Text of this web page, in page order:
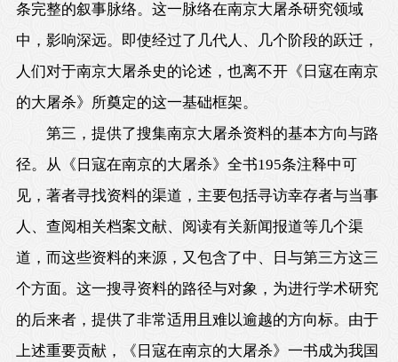
条完整的叙事脉络。这一脉络在南京大屠杀研究领域
中，影响深远。即使经过了几代人、几个阶段的跃迁，
人们对于南京大屠杀史的论述，也离不开《日寇在南京
的大屠杀》所奠定的这一基础框架。
第三，提供了搜集南京大屠杀资料的基本方向与路
径。从《日寇在南京的大屠杀》全书195条注释中可
见，著者寻找资料的渠道，主要包括寻访幸存者与当事
人、查阅相关档案文献、阅读有关新闻报道等几个渠
道，而这些资料的来源，又包含了中、日与第三方这三
个方面。这一搜寻资料的路径与对象，为进行学术研究
的后来者，提供了非常适用且难以逾越的方向标。由于
上述重要贡献，《日寇在南京的大屠杀》一书成为我国